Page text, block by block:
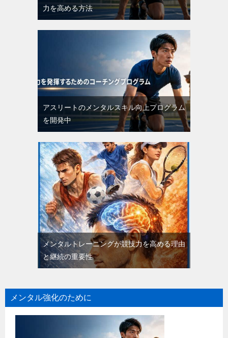
力を高める方法
アスリートのメンタルスキル向上プログラム
を開発中
メンタルトレーニングが競技力を高める理由
と継続の重要性
メンタル強化のために